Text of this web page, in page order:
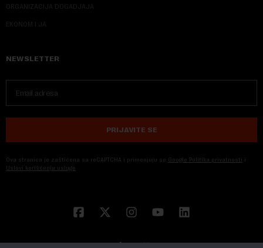
ORGANIZACIJA DOGADJAJA
EKONOM I JA
NEWSLETTER
PRIJAVITE SE
Ova stranica je zaštićena sa reCAPTCHA i primenjuju se Google Politika privatnosti i
Uslovi korišćenja usluge